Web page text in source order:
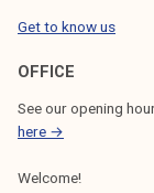
Get to know us
OFFICE
See our opening
here →
Welcome!